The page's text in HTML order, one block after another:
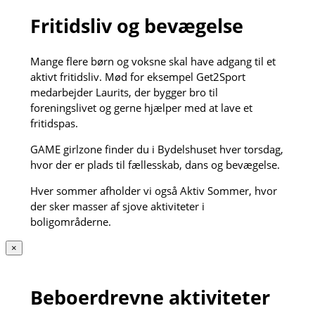
Fritidsliv og bevægelse
Mange flere børn og voksne skal have adgang til et
aktivt fritidsliv. Mød for eksempel Get2Sport
medarbejder Laurits, der bygger bro til
foreningslivet og gerne hjælper med at lave et
fritidspas.
GAME girlzone finder du i Bydelshuset hver torsdag,
hvor der er plads til fællesskab, dans og bevægelse.
Hver sommer afholder vi også Aktiv Sommer, hvor
der sker masser af sjove aktiviteter i
boligområderne.
×
Beboerdrevne aktiviteter